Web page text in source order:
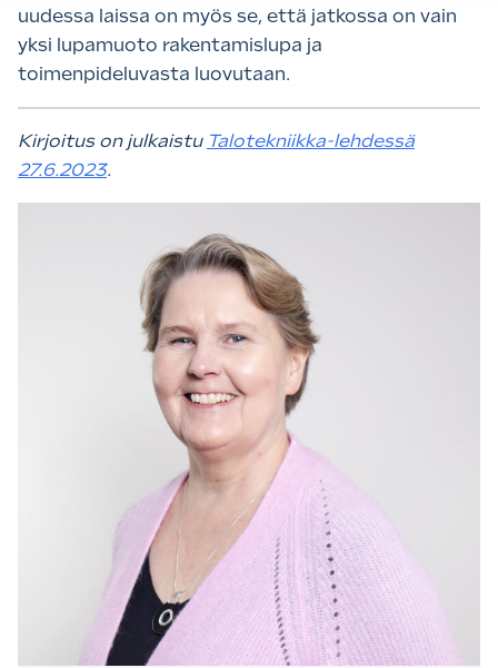
uudessa laissa on myös se, että jatkossa on vain
yksi lupamuoto rakentamislupa ja
toimenpideluvasta luovutaan.
Kirjoitus on julkaistu Talotekniikka-lehdessä
27.6.2023.